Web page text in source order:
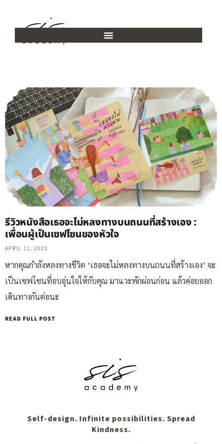
รีวิวหนังสือเธอจะไม่หลงทางบนถนนที่สร้างเอง :
เพื่อนผู้เป็นเซฟโซนของหัวใจ
APRIL 11, 2023
หากคุณกำลังหลงทางชีวิต ‘เธอจะไม่หลงทางบนถนนที่สร้างเอง’ จะ
เป็นเซฟโซนที่อบอุ่นใจให้กับคุณ มาแวะพักผ่อนก่อน แล้วค่อยออก
เดินทางกันต่อนะ
READ FULL POST
Self-design. Infinite possibilities. Spread
Kindness.